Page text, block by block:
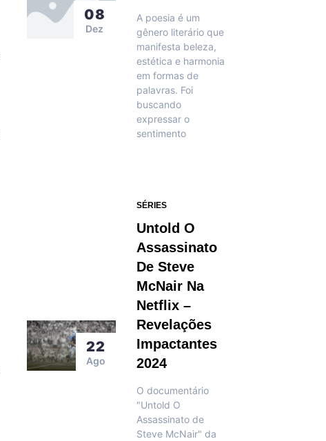
08
Dez
A poesia é um
gênero literário que
manifesta beleza,
estética e harmonia
em formas de
palavras. Foi
buscando
expressar o
sentimento
22
Ago
SÉRIES
Untold O
Assassinato
De Steve
McNair Na
Netflix –
Revelações
Impactantes
2024
O documentário
"Untold O
Assassinato de
Steve McNair" da